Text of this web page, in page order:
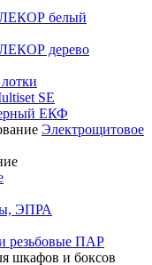
белый
дерево
SE
ЕКФ
Электрощитовое
ЭПРА
резьбовые ПАР